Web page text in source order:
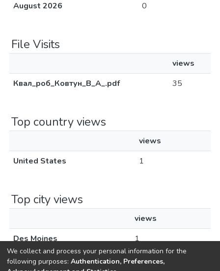
August 2026
0
File Visits
views
Квал_роб_Ковтун_В_А_.pdf
35
Top country views
views
United States
1
Top city views
views
Des Moines
1
We collect and process your personal information for the
following purposes: Authentication, Preferences,